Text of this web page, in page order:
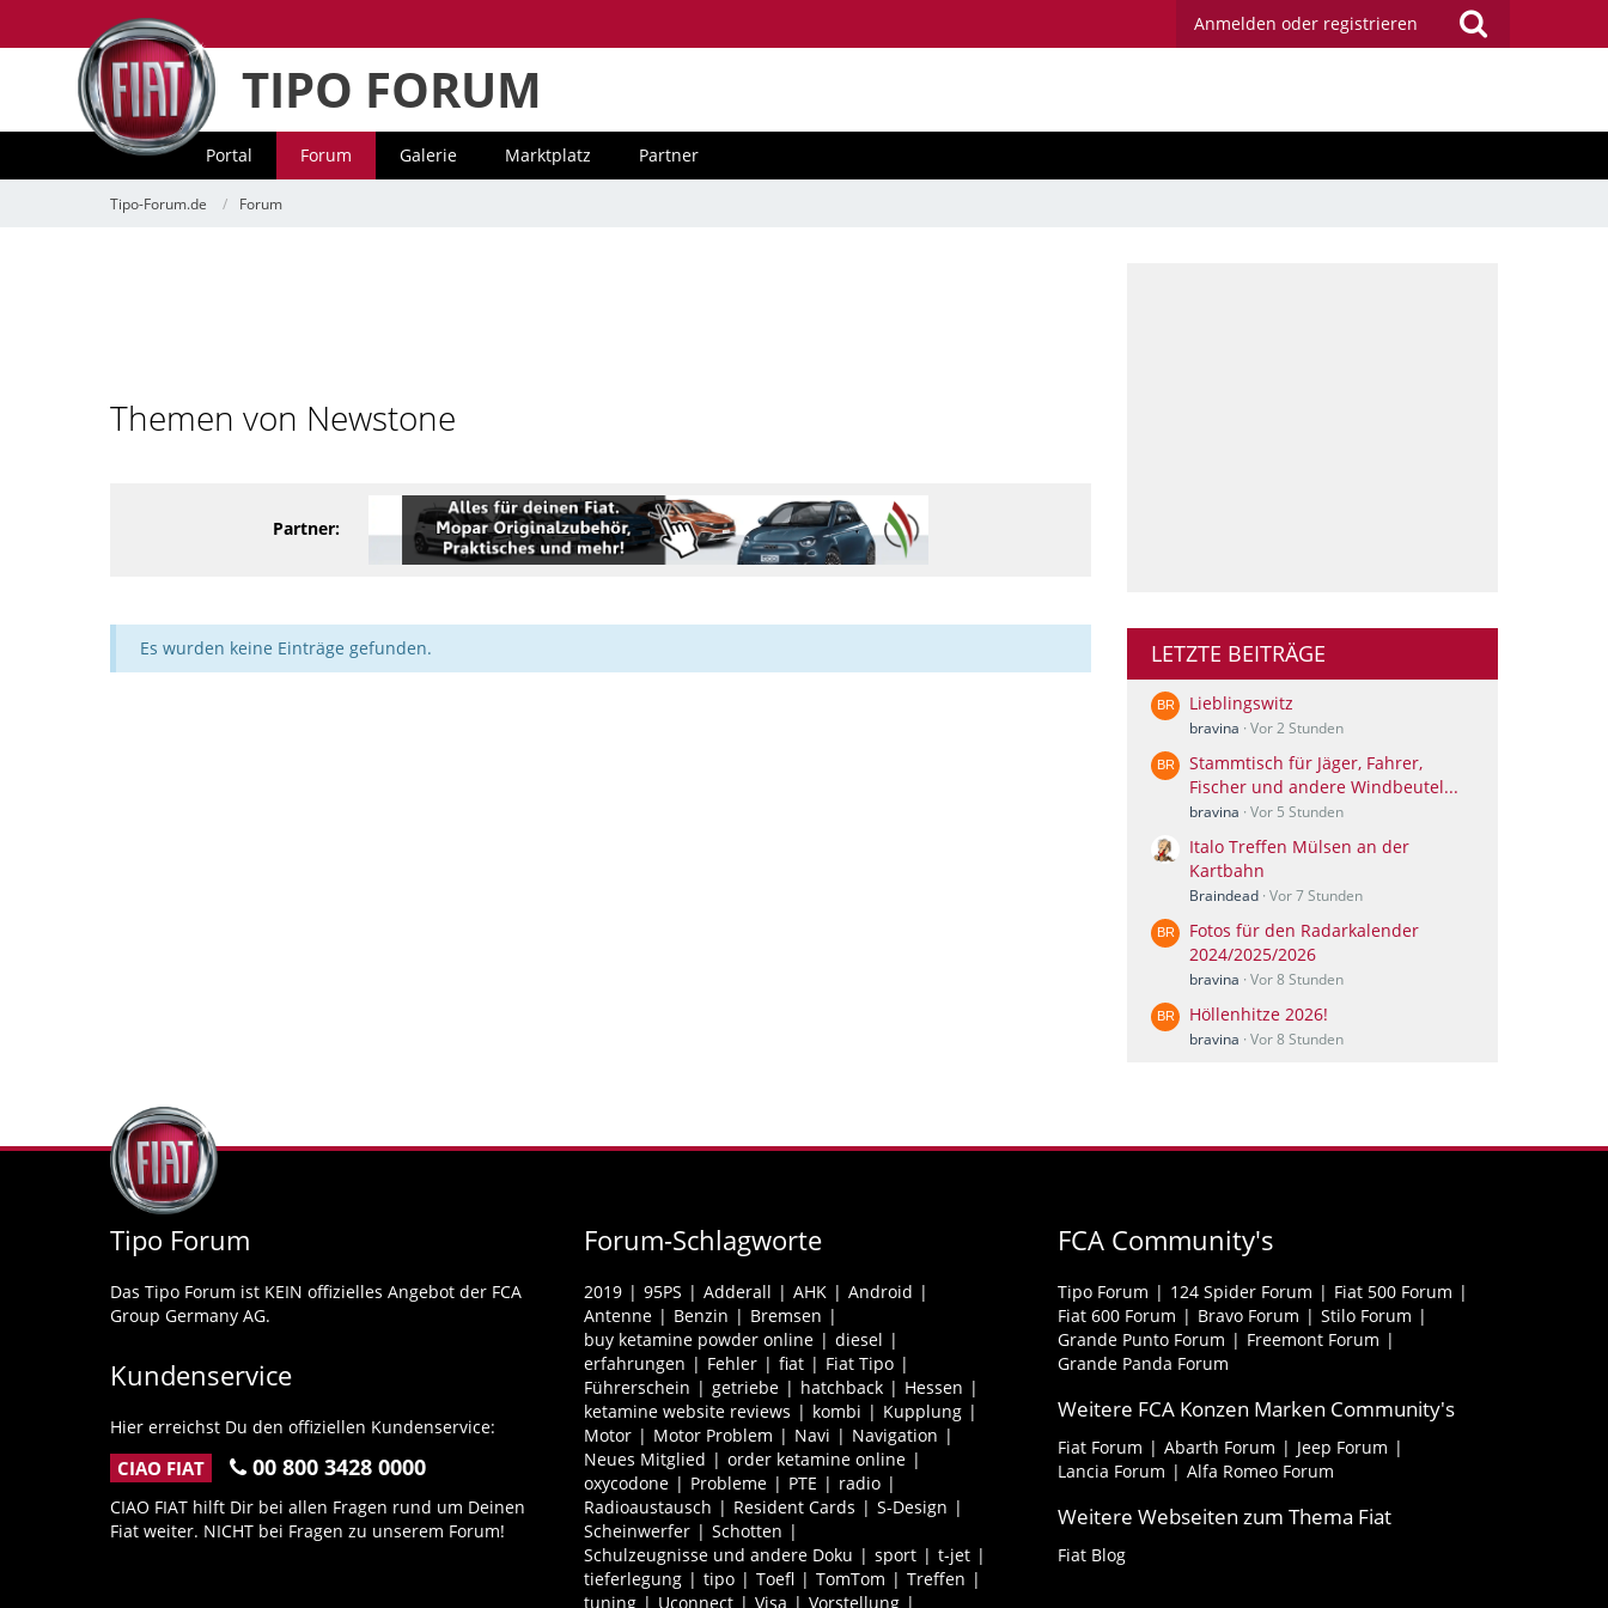
Anmelden oder registrieren
TIPO FORUM
Portal Forum Galerie Marktplatz Partner
Tipo-Forum.de Forum
Themen von Newstone
Partner:
Es wurden keine Einträge gefunden. LETZTE BEITRÄGE
Lieblingswitz
bravina Vor 2 Stunden
Stammtisch für Jäger, Fahrer,
Fischer und andere Windbeutel...
bravina Vor 5 Stunden
Italo Treffen Mülsen an der
Kartbahn
Braindead Vor 7 Stunden
Fotos für den Radarkalender
2024/2025/2026
bravina Vor 8 Stunden
Höllenhitze 2026!
bravina Vor 8 Stunden
Tipo Forum
Das Tipo Forum ist KEIN offizielles Angebot der FCA
Group Germany AG.
Kundenservice
Hier erreichst Du den offiziellen Kundenservice:
CIAO FIAT 00 800 3428 0000
CIAO FIAT hilft Dir bei allen Fragen rund um Deinen
Fiat weiter. NICHT bei Fragen zu unserem Forum!
Forum-Schlagworte
2019 95PS Adderall AHK
Android
Antenne
Benzin
Bremsen
buy ketamine powder online
diesel
erfahrungen
Fehler fiat
Fiat Tipo
Führerschein
getriebe hatchback
Hessen
ketamine website reviews
kombi
Kupplung
Motor
Motor Problem Navi
Navigation
Neues Mitglied
order ketamine online
oxycodone
Probleme PTE
radio
Radioaustausch
Resident Cards
S-Design
Scheinwerfer
Schotten
Schulzeugnisse und andere Doku
sport
t-jet
tieferlegung
tipo Toefl TomTom
Treffen
tuning
Uconnect Visa Vorstellung
FCA Community's
Tipo Forum 124 Spider Forum
Fiat 500 Forum
Fiat 600 Forum
Bravo Forum
Stilo Forum
Grande Punto Forum
Freemont Forum
Grande Panda Forum
Weitere FCA Konzen Marken Community's
Fiat Forum Abarth Forum
Jeep Forum
Lancia Forum
Alfa Romeo Forum
Weitere Webseiten zum Thema Fiat
Fiat Blog